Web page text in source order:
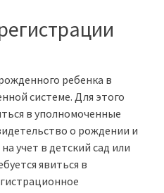
ребенка в
системе. Для этого
в уполномоченные
о рождении и
учет в детский сад или
явиться в